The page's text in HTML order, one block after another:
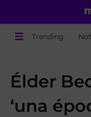
Trending
Élder
‘una